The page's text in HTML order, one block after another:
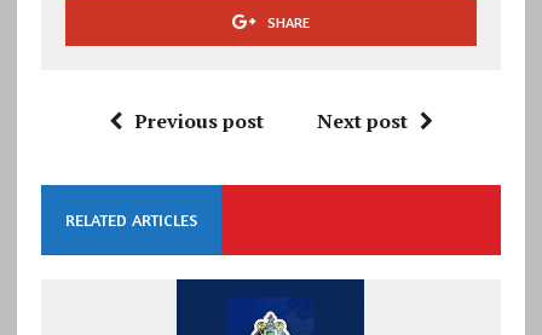
SHARE
Previous post Next post
RELATED ARTICLES